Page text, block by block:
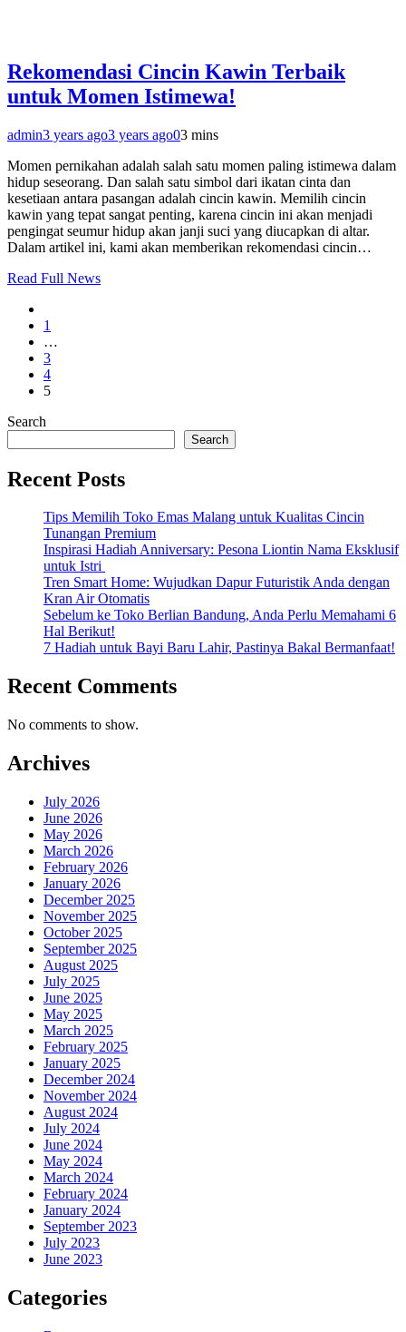
Rekomendasi Cincin Kawin Terbaik
untuk Momen Istimewa!
admin3 years ago3 years ago03 mins
Momen pernikahan adalah salah satu momen paling istimewa dalam
hidup seseorang. Dan salah satu simbol dari ikatan cinta dan
kesetiaan antara pasangan adalah cincin kawin. Memilih cincin
kawin yang tepat sangat penting, karena cincin ini akan menjadi
pengingat seumur hidup akan janji suci yang diucapkan di altar.
Dalam artikel ini, kami akan memberikan rekomendasi cincin…
Read Full News
1
…
3
4
5
Search
Search
Recent Posts
Tips Memilih Toko Emas Malang untuk Kualitas Cincin
Tunangan Premium
Inspirasi Hadiah Anniversary: Pesona Liontin Nama Eksklusif
untuk Istri
Tren Smart Home: Wujudkan Dapur Futuristik Anda dengan
Kran Air Otomatis
Sebelum ke Toko Berlian Bandung, Anda Perlu Memahami 6
Hal Berikut!
7 Hadiah untuk Bayi Baru Lahir, Pastinya Bakal Bermanfaat!
Recent Comments
No comments to show.
Archives
July 2026
June 2026
May 2026
March 2026
February 2026
January 2026
December 2025
November 2025
October 2025
September 2025
August 2025
July 2025
June 2025
May 2025
March 2025
February 2025
January 2025
December 2024
November 2024
August 2024
July 2024
June 2024
May 2024
March 2024
February 2024
January 2024
September 2023
July 2023
June 2023
Categories